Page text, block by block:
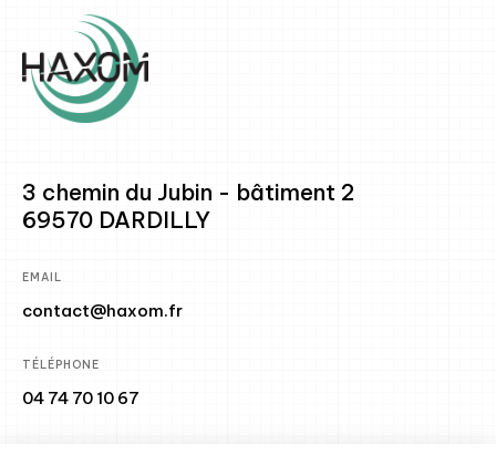
3 chemin du Jubin - bâtiment 2
69570 DARDILLY
EMAIL
contact@haxom.fr
TÉLÉPHONE
04 74 70 10 67